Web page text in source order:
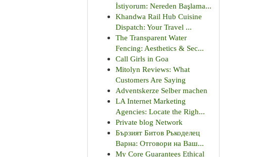
İstiyorum: Nereden Başlama...
Khandwa Rail Hub Cuisine
Dispatch: Your Travel ...
The Transparent Water
Fencing: Aesthetics & Sec...
Call Girls in Goa
Mitolyn Reviews: What
Customers Are Saying
Adventskerze Selber machen
LA Internet Marketing
Agencies: Locate the Righ...
Private blog Network
Бързият Битов Ръкоделец
Варна: Отговори на Ваш...
My Core Guarantees Ethical